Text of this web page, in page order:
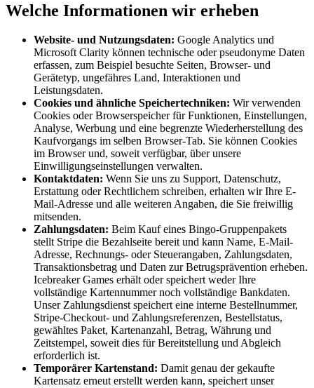
Welche Informationen wir erheben
Website- und Nutzungsdaten: Google Analytics und
Microsoft Clarity können technische oder pseudonyme Daten
erfassen, zum Beispiel besuchte Seiten, Browser- und
Gerätetyp, ungefähres Land, Interaktionen und
Leistungsdaten.
Cookies und ähnliche Speichertechniken: Wir verwenden
Cookies oder Browserspeicher für Funktionen, Einstellungen,
Analyse, Werbung und eine begrenzte Wiederherstellung des
Kaufvorgangs im selben Browser-Tab. Sie können Cookies
im Browser und, soweit verfügbar, über unsere
Einwilligungseinstellungen verwalten.
Kontaktdaten: Wenn Sie uns zu Support, Datenschutz,
Erstattung oder Rechtlichem schreiben, erhalten wir Ihre E-
Mail-Adresse und alle weiteren Angaben, die Sie freiwillig
mitsenden.
Zahlungsdaten: Beim Kauf eines Bingo-Gruppenpakets
stellt Stripe die Bezahlseite bereit und kann Name, E-Mail-
Adresse, Rechnungs- oder Steuerangaben, Zahlungsdaten,
Transaktionsbetrag und Daten zur Betrugsprävention erheben.
Icebreaker Games erhält oder speichert weder Ihre
vollständige Kartennummer noch vollständige Bankdaten.
Unser Zahlungsdienst speichert eine interne Bestellnummer,
Stripe-Checkout- und Zahlungsreferenzen, Bestellstatus,
gewähltes Paket, Kartenanzahl, Betrag, Währung und
Zeitstempel, soweit dies für Bereitstellung und Abgleich
erforderlich ist.
Temporärer Kartenstand: Damit genau der gekaufte
Kartensatz erneut erstellt werden kann, speichert unser